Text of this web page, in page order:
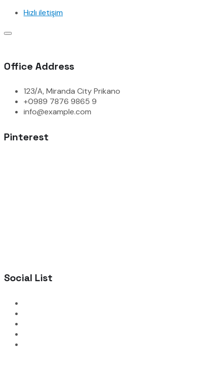
Hızlı iletişim
Office Address
123/A, Miranda City Prikano
+0989 7876 9865 9
info@example.com
Pinterest
Social List